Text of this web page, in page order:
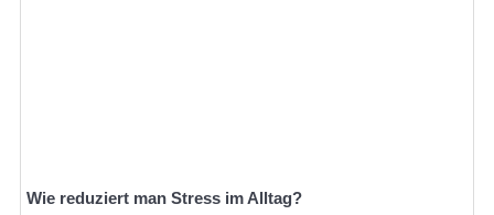
Wie reduziert man Stress im Alltag?